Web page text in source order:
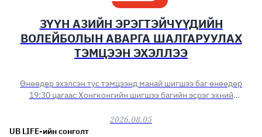
ЗҮҮН АЗИЙН ЭРЭГТЭЙЧҮҮДИЙН
ВОЛЕЙБОЛЫН АВАРГА ШАЛГАРУУЛАХ
ТЭМЦЭЭН ЭХЭЛЛЭЭ
Өнөөдөр эхэлсэн тус тэмцээнд манай шигшээ баг өнөөдөр
19:30 цагаас Хонгконгийн шигшээ багийн эсрэг эхний
2026.08.05
UB LIFE-ийн сонголт